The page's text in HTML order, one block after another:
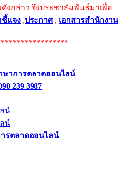
งกล่าว จึงประชาสัมพันธ์มาเพื่อ
ชี้แจง ,ประกาศ, เอกสารสำนักงาน
ษาการตลาดออนไลน์
239 3987
น์
น์
ารตลาดออนไลน์